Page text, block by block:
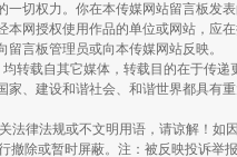
切权力。你在本传媒网站留言板发
网授权使用作品的单位或网站，应
言板管理员或向本传媒网站反映。
转载自其它媒体，转载目的在于传
、建设和谐社会、和谐世界都具有
法律法规或不文明用语，请谅解！
撤除或暂时屏蔽。注：被反映投诉举